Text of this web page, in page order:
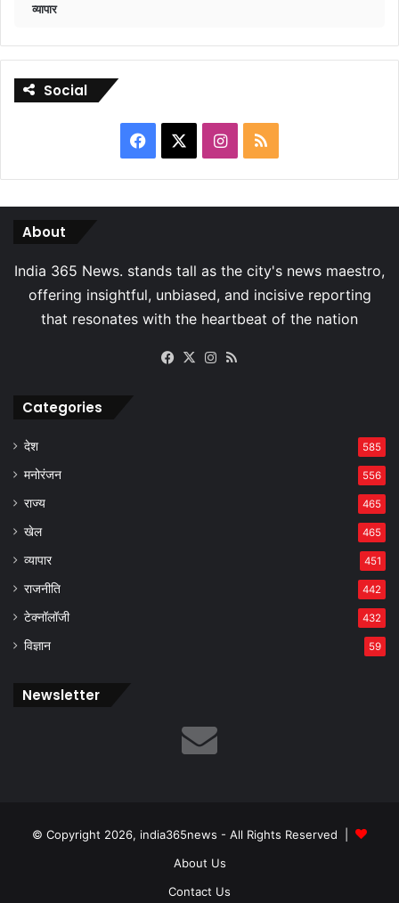
व्यापार
Social
Facebook Instagram
RSS
About
Facebook
X Instagram
Categories
देश 585
मनोरंजन 556
राज्य 465
खेल 465
व्यापार 451
राजनीति 442
टेक्नॉलॉजी 432
विज्ञान 59
Newsletter
© Copyright 2026, india365news - All Rights Reserved |
About Us
Contact Us